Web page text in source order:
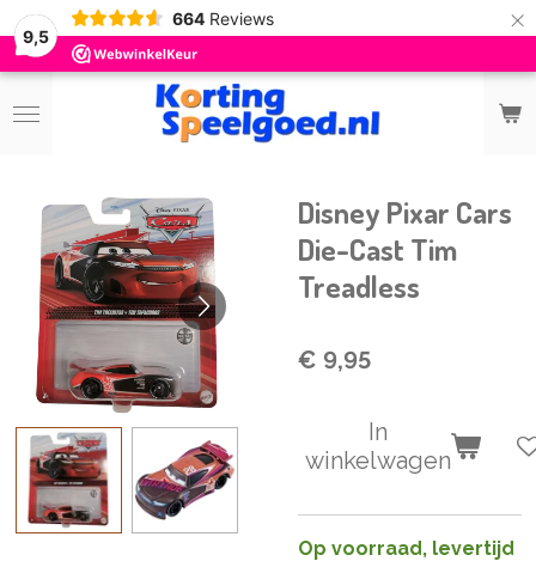
9,5
664 Reviews ×
Disney Pixar Cars
Die-Cast Tim
Treadless
€ 9,95
In
winkelwagen
Op voorraad, levertijd